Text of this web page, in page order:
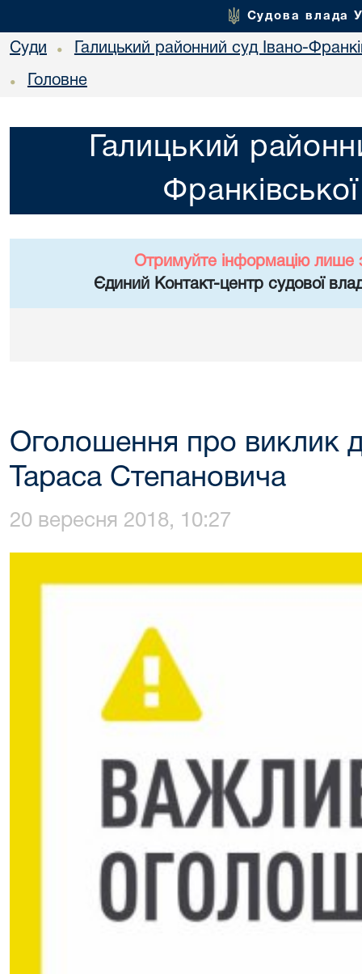
Судова влада
Суди • Галицький районний суд Івано-
• Головне
Галицький
Отримуйте інформацію лише
Єдиний Контакт-центр судової
Оголошення про виклик
Тараса Степановича
20 вересня 2018, 10:27